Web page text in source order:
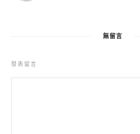
無留言
發表留言